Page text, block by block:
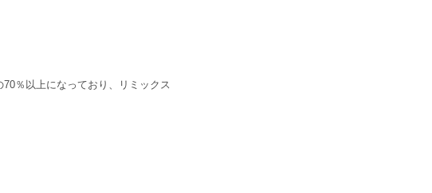
％以上になっており、リミックス